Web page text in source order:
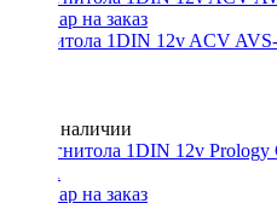
Магнитола 1DIN 12v ACV
Нет в наличии